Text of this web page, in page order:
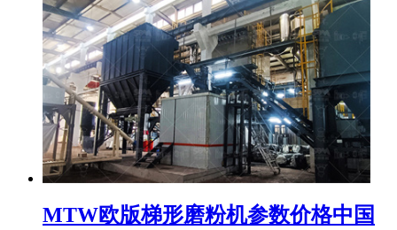
MTW欧版梯形磨粉机参数价格中国